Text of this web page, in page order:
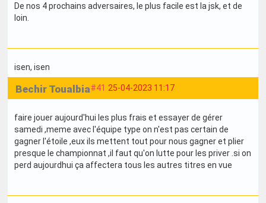
De nos 4 prochains adversaires, le plus facile est la jsk, et de
loin.
isen, isen
#41 25-04-2023 11:17
Bechir Toualbia
faire jouer aujourd'hui les plus frais et essayer de gérer
samedi ,meme avec l'équipe type on n'est pas certain de
gagner l'étoile ,eux ils mettent tout pour nous gagner et plier
presque le championnat ,il faut qu'on lutte pour les priver .si on
perd aujourdhui ça affectera tous les autres titres en vue